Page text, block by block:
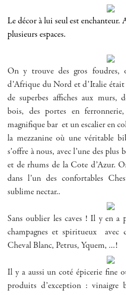
Le décor à lui seul est enchanteur.
plusieurs espaces.
On y trouve des gros foudres,
d’Afrique du Nord et d’Italie était
de superbes affiches aux murs,
bois, des portes en
magnifique bar et un escalier en
la mezzanine où une véritable
s’offre à nous, avec l’une des
et de rhums de la Cote d’Azur.
dans l’un des confortables
sublime nectar..
Sans oublier les caves ! Il y en a
champagnes et spiritueux avec
Cheval Blanc, Petrus, Yquem, …!
Il y a aussi un coté épicerie fine
produits d’exception : vinaigre